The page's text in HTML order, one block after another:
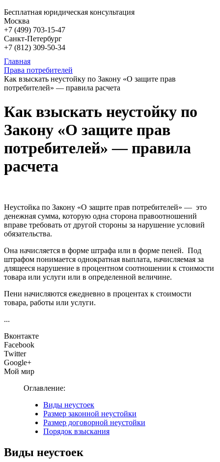
Бесплатная юридическая консультация
Москва
+7 (499) 703-15-47
Санкт-Петербург
+7 (812) 309-50-34
Главная
Права потребителей
Как взыскать неустойку по Закону «О защите прав
потребителей» — правила расчета
Как взыскать неустойку по
Закону «О защите прав
потребителей» — правила
расчета
Неустойка по Закону «О защите прав потребителей» — это
денежная сумма, которую одна сторона правоотношений
вправе требовать от другой стороны за нарушение условий
обязательства.
Она начисляется в форме штрафа или в форме пеней. Под
штрафом понимается однократная выплата, начисляемая за
длящееся нарушение в процентном соотношении к стоимости
товара или услуги или в определенной величине.
Пени начисляются ежедневно в процентах к стоимости
товара, работы или услуги.
...
Вконтакте
Facebook
Twitter
Google+
Мой мир
Оглавление:
Виды неустоек
Размер законной неустойки
Размер договорной неустойки
Порядок взыскания
Виды неустоек